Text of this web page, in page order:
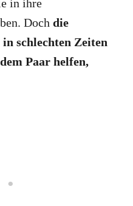
in ihre
Doch die
schlechten Zeiten
Paar helfen,